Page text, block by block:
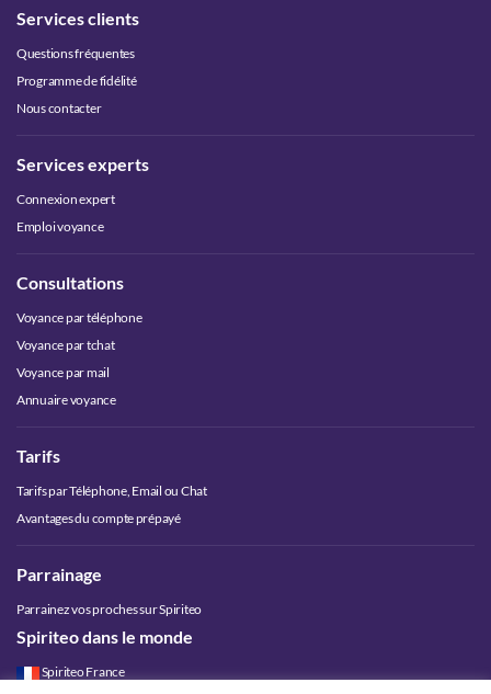
Services clients
Questions fréquentes
Programme de fidélité
Nous contacter
Services experts
Connexion expert
Emploi voyance
Consultations
Voyance par téléphone
Voyance par tchat
Voyance par mail
Annuaire voyance
Tarifs
Tarifs par Téléphone, Email ou Chat
Avantages du compte prépayé
Parrainage
Parrainez vos proches sur Spiriteo
Spiriteo dans le monde
Spiriteo France